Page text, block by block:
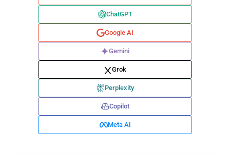
ChatGPT
Google AI
Gemini
Grok
Perplexity
Copilot
Meta AI